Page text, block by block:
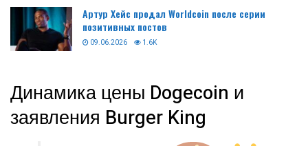
Артур Хейс продал Worldcoin после серии
позитивных постов
09.06.2026 1.6K
Динамика цены Dogecoin и
заявления Burger King